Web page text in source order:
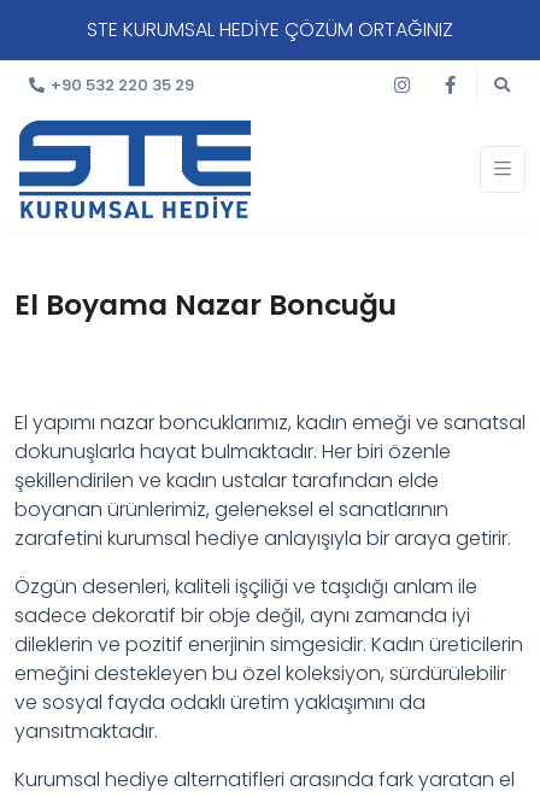
STE KURUMSAL HEDİYE ÇÖZÜM ORTAĞINIZ
+90 532 220 35 29
El Boyama Nazar Boncuğu
El yapımı nazar boncuklarımız, kadın emeği ve sanatsal
dokunuşlarla hayat bulmaktadır. Her biri özenle
şekillendirilen ve kadın ustalar tarafından elde
boyanan ürünlerimiz, geleneksel el sanatlarının
zarafetini kurumsal hediye anlayışıyla bir araya getirir.
Özgün desenleri, kaliteli işçiliği ve taşıdığı anlam ile
sadece dekoratif bir obje değil, aynı zamanda iyi
dileklerin ve pozitif enerjinin simgesidir. Kadın üreticilerin
emeğini destekleyen bu özel koleksiyon, sürdürülebilir
ve sosyal fayda odaklı üretim yaklaşımını da
yansıtmaktadır.
Kurumsal hediye alternatifleri arasında fark yaratan el